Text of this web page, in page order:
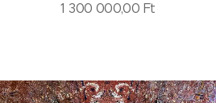
1 300 000,00 Ft